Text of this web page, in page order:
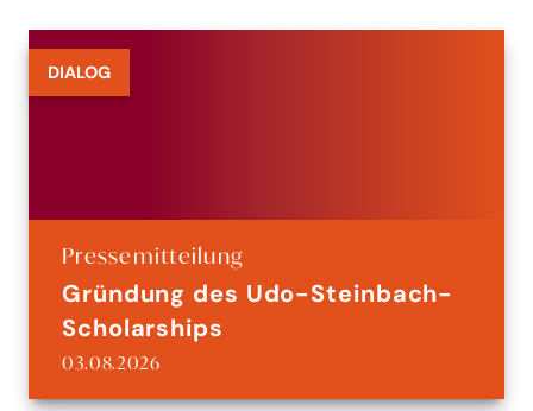
DIALOG
Pressemitteilung
Gründung des Udo-Steinbach-
Scholarships
03.08.2026